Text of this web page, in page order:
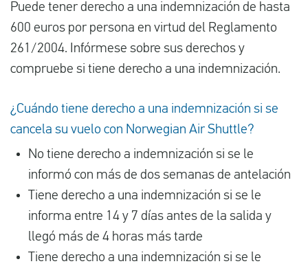
Puede tener derecho a una indemnización de hasta
600 euros por persona en virtud del Reglamento
261/2004. Infórmese sobre sus derechos y
compruebe si tiene derecho a una indemnización.
¿Cuándo tiene derecho a una indemnización si se
cancela su vuelo con Norwegian Air Shuttle?
No tiene derecho a indemnización si se le
informó con más de dos semanas de antelación
Tiene derecho a una indemnización si se le
informa entre 14 y 7 días antes de la salida y
llegó más de 4 horas más tarde
Tiene derecho a una indemnización si se le